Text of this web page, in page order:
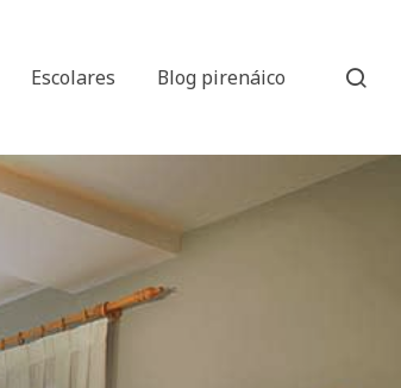
Escolares Blog pirenáico